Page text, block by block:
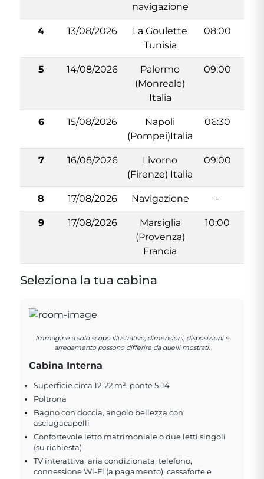
navigazione
4 13/08/2026
La Goulette
Tunisia
08:00
5 14/08/2026
Palermo
(Monreale)
Italia
09:00
6 15/08/2026
Napoli
(Pompei)Italia
06:30
7 16/08/2026
Livorno
(Firenze) Italia
09:00
8 17/08/2026 Navigazione -
9 17/08/2026
Marsiglia
(Provenza)
Francia
10:00
Seleziona la tua cabina
Immagine a solo scopo illustrativo; dimensioni, disposizioni e
arredamento possono differire da quelli mostrati.
Cabina Interna
Superficie circa 12-22 m², ponte 5-14
Poltrona
Bagno con doccia, angolo bellezza con
asciugacapelli
Confortevole letto matrimoniale o due letti singoli
(su richiesta)
TV interattiva, aria condizionata, telefono,
connessione Wi-Fi (a pagamento), cassaforte e